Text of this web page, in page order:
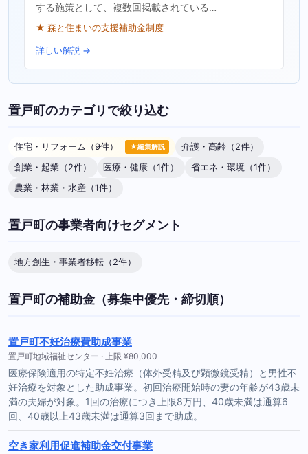
する施策として、複数回掲載されている…
★ 森と住まいの支援補助金制度
詳しい解説 →
置戸町のカテゴリで絞り込む
住宅・リフォーム（9件） ★編集解説
介護・高齢（2件）
創業・起業（2件）
医療・健康（1件）
省エネ・環境（1件）
農業・林業・水産（1件）
置戸町の事業者向けセグメント
地方創生・事業者移転（2件）
置戸町の補助金（募集中優先・締切順）
置戸町不妊治療費助成事業
置戸町地域福祉センター · 上限 ¥80,000
医療保険適用の特定不妊治療（体外受精及び顕微鏡受精）と男性不
妊治療を対象とした助成事業。初回治療開始時の妻の年齢が43歳未
満の夫婦が対象。1回の治療につき上限8万円、40歳未満は通算6
回、40歳以上43歳未満は通算3回まで助成。
空き家利用促進補助金交付事業